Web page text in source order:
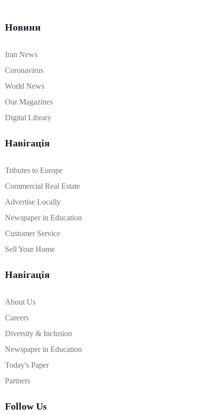
Новини
Iran News
Coronavirus
World News
Our Magazines
Digital Library
Навігація
Tributes to Europe
Commercial Real Estate
Advertise Locally
Newspaper in Education
Customer Service
Sell Your Home
Навігація
About Us
Careers
Diversity & Inclusion
Newspaper in Education
Today's Paper
Partners
Follow Us